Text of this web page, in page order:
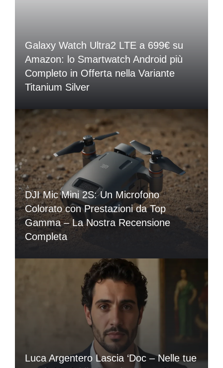
Galaxy Watch Ultra2 LTE a 699€ su
Amazon: lo Smartwatch Android più
Completo in Offerta nella Variante
Titanium Silver
DJI Mic Mini 2S: Un Microfono
Colorato con Prestazioni da Top
Gamma – La Nostra Recensione
Completa
Luca Argentero Lascia ‘Doc – Nelle tue